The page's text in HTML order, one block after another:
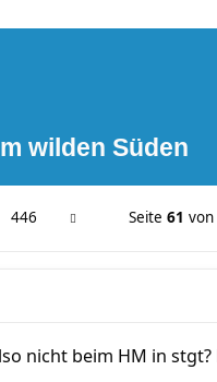
wilden Süden
446 Seite 61 von
nicht beim HM in